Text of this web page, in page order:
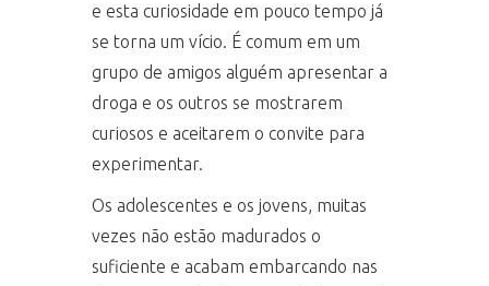
e esta curiosidade em pouco tempo já
se torna um vício. É comum em um
grupo de amigos alguém apresentar a
droga e os outros se mostrarem
curiosos e aceitarem o convite para
experimentar.
Os adolescentes e os jovens, muitas
vezes não estão madurados o
suficiente e acabam embarcando nas